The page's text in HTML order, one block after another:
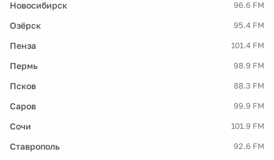
Новосибирск 96.6 FM
Озёрск 95.4 FM
Пенза 101.4 FM
Пермь 98.9 FM
Псков 88.3 FM
Саров 99.9 FM
Сочи 101.9 FM
Ставрополь 92.6 FM